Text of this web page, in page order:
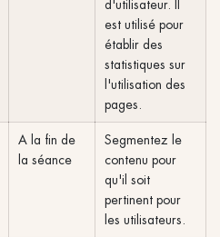
d'utilisateur. Il
est utilisé pour
établir des
statistiques sur
l'utilisation des
pages.
A la fin de
la séance
Segmentez le
contenu pour
qu'il soit
pertinent pour
les utilisateurs.